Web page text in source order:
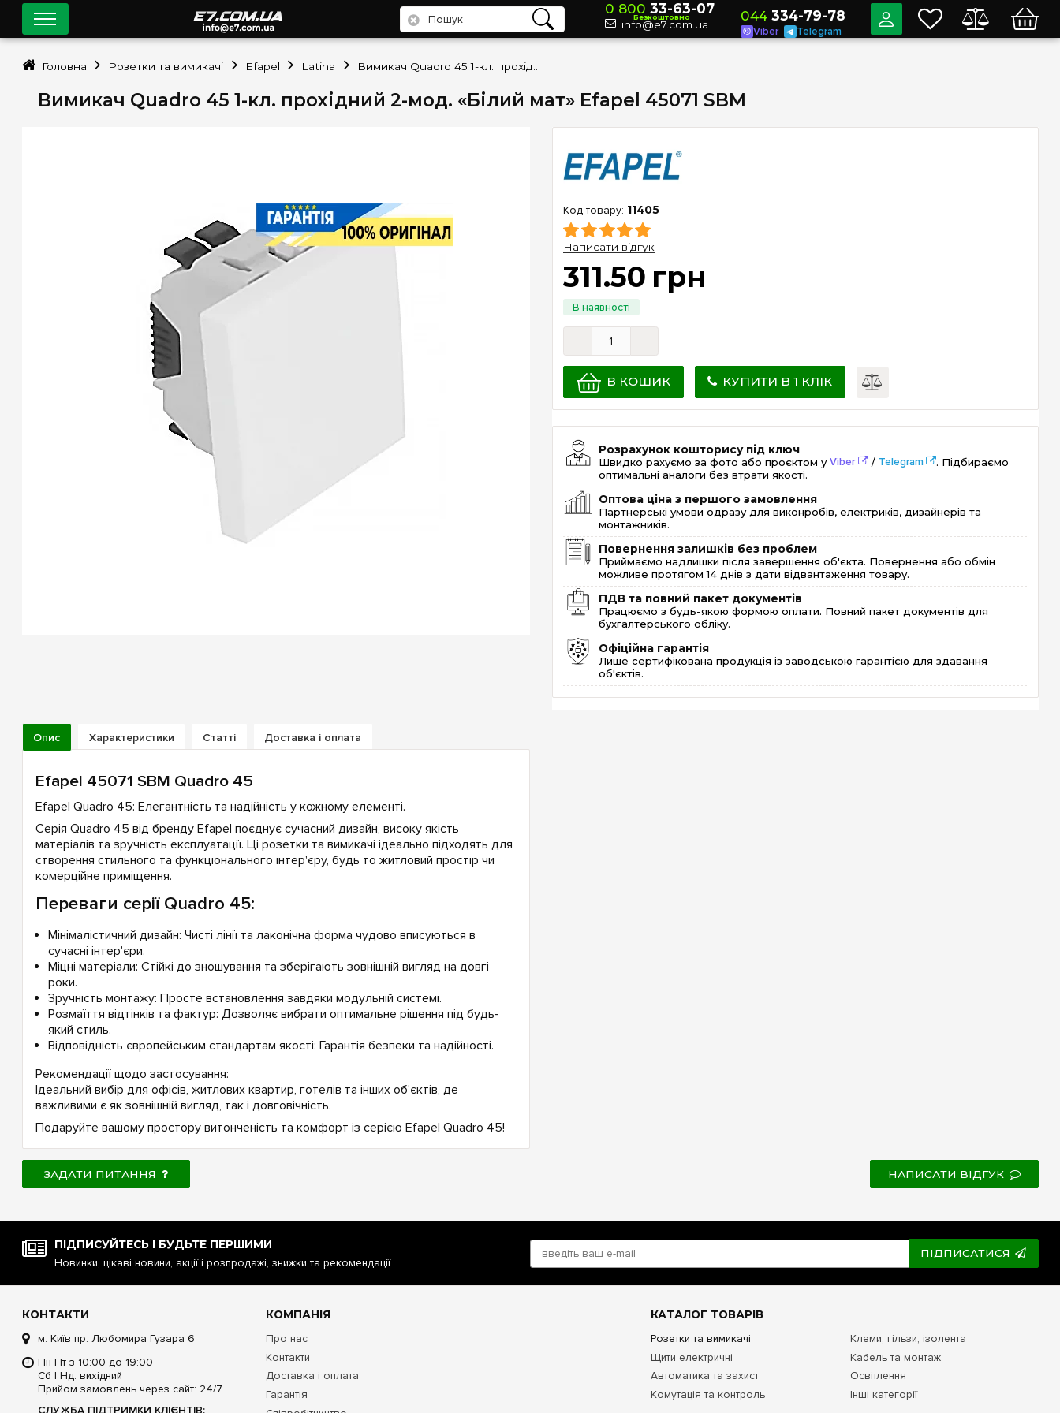
Вимикач Quadro 45 1-кл. прохідний 2-мод. «Білий мат» Efapel 45071 SBM
11405
Написати відгук
311.50 грн
В КОШИК КУПИТИ В 1 КЛІК
Розрахунок кошторису під ключ
Швидко рахуємо за фото або проєктом уViber / Telegram
. Підбираємо
оптимальні аналоги без втрати якості.
Оптова ціна з першого замовлення
Партнерські умови одразу для виконробів, електриків, дизайнерів та
монтажників.
Повернення залишків без проблем
Приймаємо надлишки після завершення об'єкта. Повернення або обмін
можливе протягом 14 днів з дати відвантаження товару.
ПДВ та повний пакет документів
Працюємо з будь-якою формою оплати. Повний пакет документів для
бухгалтерського обліку.
Офіційна гарантія
Лише сертифікована продукція із заводською гарантією для здавання
об'єктів.
Опис Характеристики Статті Доставка і оплата
Efapel 45071 SBM Quadro 45
Efapel Quadro 45: Елегантність та надійність у кожному елементі.
Серія Quadro 45 від бренду Efapel поєднує сучасний дизайн, високу якість
матеріалів та зручність експлуатації. Ці розетки та вимикачі ідеально підходять для
створення стильного та функціонального інтер'єру, будь то житловий простір чи
комерційне приміщення.
Переваги серії Quadro 45:
Мінімалістичний дизайн: Чисті лінії та лаконічна форма чудово вписуються в
сучасні інтер'єри.
Міцні матеріали: Стійкі до зношування та зберігають зовнішній вигляд на довгі
роки.
Зручність монтажу: Просте встановлення завдяки модульній системі.
Розмаїття відтінків та фактур: Дозволяє вибрати оптимальне рішення під будь-
який стиль.
Відповідність європейським стандартам якості: Гарантія безпеки та надійності.
Рекомендації щодо застосування:
Ідеальний вибір для офісів, житлових квартир, готелів та інших об'єктів, де
важливими є як зовнішній вигляд, так і довговічність.
Подаруйте вашому простору витонченість та комфорт із серією Efapel Quadro 45!
ЗАДАТИ ПИТАННЯ НАПИСАТИ ВІДГУК
0 800 33-63-07
Безкоштовно
info@e7.com.ua
044 334-79-78
Viber Telegram
Головна Розетки та вимикачі Efapel Latina
ПІДПИСУЙТЕСЬ І БУДЬТЕ ПЕРШИМИ
Новинки, цікаві новини, акції і розпродажі, знижки та рекомендації
ПІДПИСАТИСЯ
КОНТАКТИ
м. Київ пр. Любомира Гузара 6
Пн-Пт з 10:00 до 19:00
Сб | Нд: вихідний
Прийом замовлень через сайт: 24/7
КОМПАНІЯ
Про нас
Контакти
Доставка і оплата
Гарантія
КАТАЛОГ ТОВАРІВ
Розетки та вимикачі
Щити електричні
Автоматика та захист
Комутація та контроль
Клеми, гільзи, ізолента
Кабель та монтаж
Освітлення
Інші категорії